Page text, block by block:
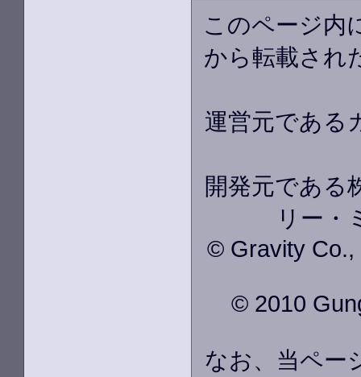
このページ内
から転載され
運営元である
開発元である
リー・
© Gravity Co.,
© 2010
なお、当ペー